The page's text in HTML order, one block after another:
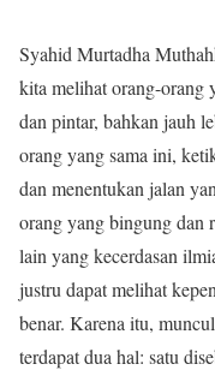
Syahid Murtadha
kita melihat orang-orang
dan pintar, bahkan jauh
orang yang sama ini,
dan menentukan jalan
orang yang bingung dan
lain yang kecerdasan
justru dapat melihat
benar. Karena itu,
terdapat dua hal: satu